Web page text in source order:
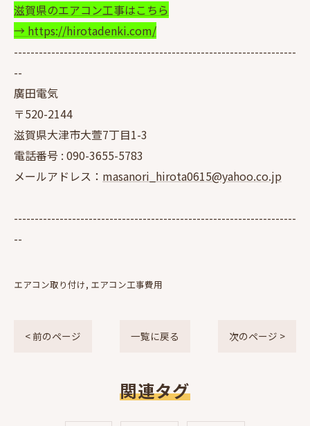
滋賀県のエアコン工事はこちら
→ https://hirotadenki.com/
--------------------------------------------------------------------
--
廣田電気
〒520-2144
滋賀県大津市大萱7丁目1-3
電話番号 : 090-3655-5783
メールアドレス： masanori_hirota0615@yahoo.co.jp
--------------------------------------------------------------------
--
エアコン取り付け エアコン工事費用
< 前のページ 一覧に戻る 次のページ >
関連タグ